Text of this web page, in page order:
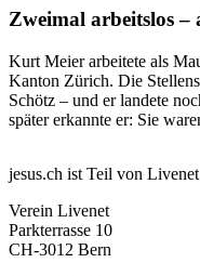
Zweimal arbeitslos
Kurt Meier arbeitete als
Kanton Zürich. Die
Schötz – und er landete
später erkannte er: Sie
jesus.ch ist Teil von Livenet
Verein Livenet
Parkterrasse 10
CH-3012 Bern